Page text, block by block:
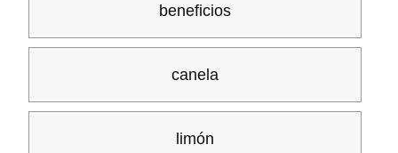
beneficios
canela
limón